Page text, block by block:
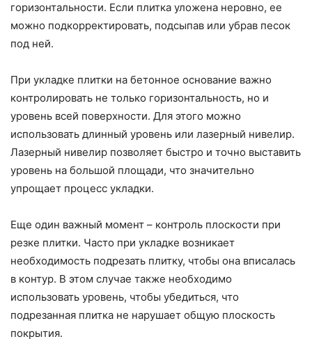
горизонтальности. Если плитка уложена неровно, ее
можно подкорректировать, подсыпав или убрав песок
под ней.
При укладке плитки на бетонное основание важно
контролировать не только горизонтальность, но и
уровень всей поверхности. Для этого можно
использовать длинный уровень или лазерный нивелир.
Лазерный нивелир позволяет быстро и точно выставить
уровень на большой площади, что значительно
упрощает процесс укладки.
Еще один важный момент – контроль плоскости при
резке плитки. Часто при укладке возникает
необходимость подрезать плитку, чтобы она вписалась
в контур. В этом случае также необходимо
использовать уровень, чтобы убедиться, что
подрезанная плитка не нарушает общую плоскость
покрытия.